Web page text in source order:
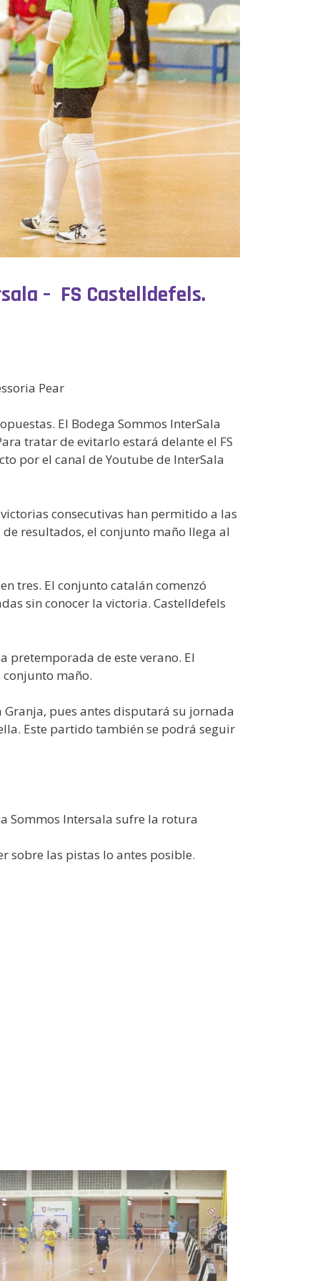
– FS Castelldefels.
Pear
El Bodega Sommos InterSala
tratar de evitarlo estará delante el FS
por el canal de Youtube de InterSala
consecutivas han permitido a las
resultados, el conjunto maño llega al
tres. El conjunto catalán comenzó
sin conocer la victoria. Castelldefels
pretemporada de este verano. El
maño.
Granja, pues antes disputará su jornada
Este partido también se podrá seguir
Sommos Intersala sufre la rotura
sobre las pistas lo antes posible.